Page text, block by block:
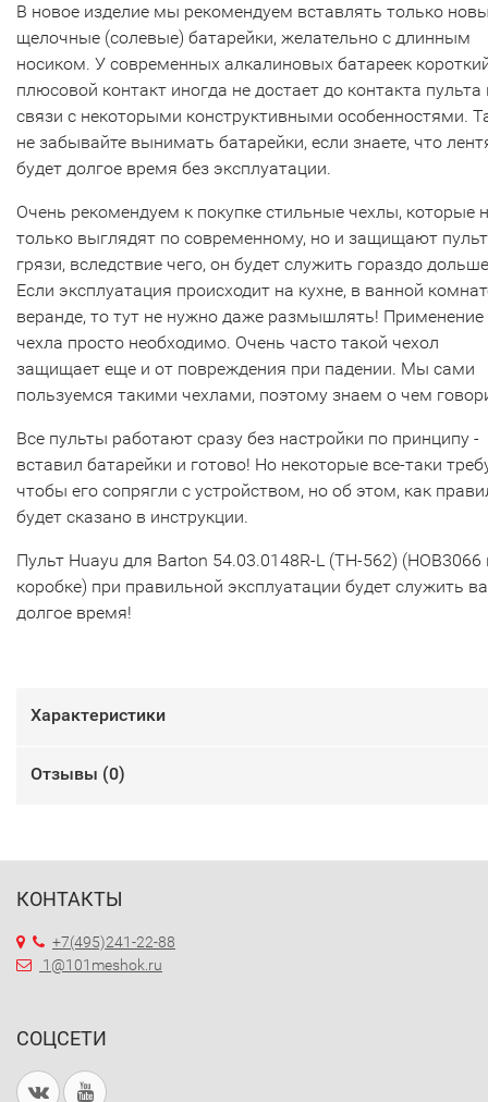
В новое изделие мы рекомендуем вставлять только
щелочные (солевые) батарейки, желательно с длинным
носиком. У современных алкалиновых батареек
плюсовой контакт иногда не достает до контакта пульта
связи с некоторыми конструктивными особенностями.
не забывайте вынимать батарейки, если знаете, что
будет долгое время без эксплуатации.
Очень рекомендуем к покупке стильные чехлы, которые
только выглядят по современному, но и защищают
грязи, вследствие чего, он будет служить гораздо
Если эксплуатация происходит на кухне, в ванной
веранде, то тут не нужно даже размышлять! Применение
чехла просто необходимо. Очень часто такой чехол
защищает еще и от повреждения при падении. Мы сами
пользуемся такими чехлами, поэтому знаем о чем
Все пульты работают сразу без настройки по принципу -
вставил батарейки и готово! Но некоторые все-таки
чтобы его сопрягли с устройством, но об этом, как
будет сказано в инструкции.
Пульт Huayu для Barton 54.03.0148R-L (TH-562) (HOB3066
коробке) при правильной эксплуатации будет служить
долгое время!
Характеристики
Отзывы (0)
КОНТАКТЫ
+7(495)241-22-88
1@101meshok.ru
СОЦСЕТИ